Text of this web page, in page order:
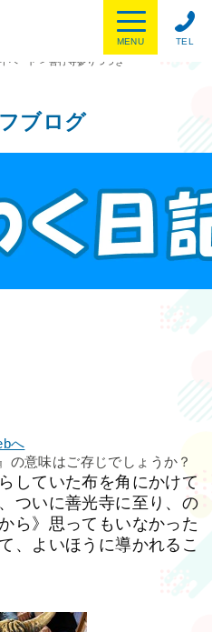
TEL
MENU
ベート >善行寺参りつづき
ブログ
へ
の意味はご存じでしょうか？
していた布を角にかけて
ついに善光寺に至り、の
ら》思ってもいなかった
、よいほうに導かれるこ